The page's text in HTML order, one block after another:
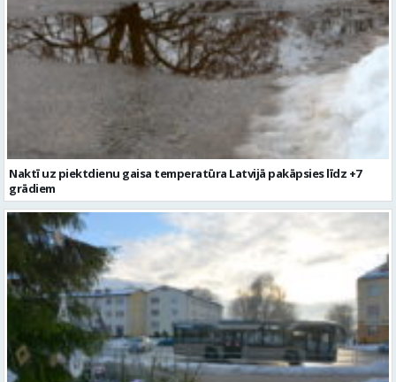
Naktī uz piektdienu gaisa temperatūra Latvijā pakāpsies līdz +7
grādiem